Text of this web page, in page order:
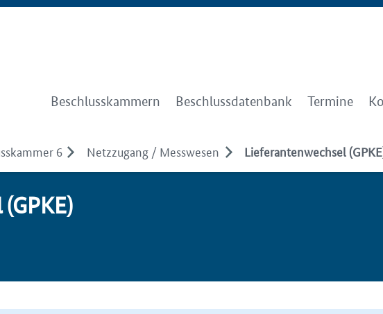
Beschlusskammern Beschlussdatenbank Termine
6 Netzzugang / Messwesen Lieferantenwechsel